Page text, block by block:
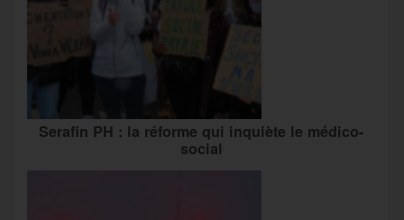
Serafin PH : la réforme qui inquiète le médico-
social